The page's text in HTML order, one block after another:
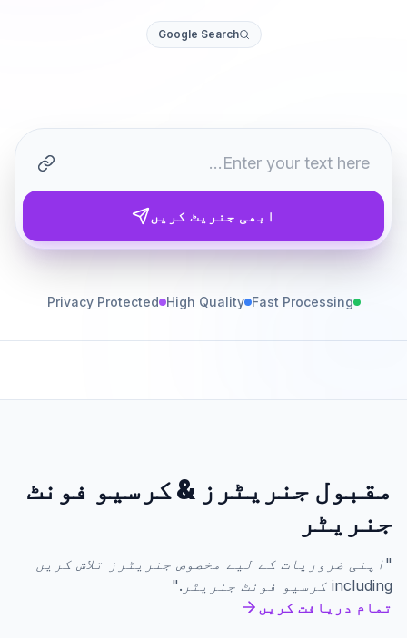
Google Search
ابھی جنریٹ کریں
Fast Processing
High Quality
Privacy Protected
مقبول جنریٹرز &کرسیو فونٹ
جنریٹر
"اپنی ضروریات کے لیے مخصوص جنریٹرز تلاش کریں
including کرسیو فونٹ جنریٹر ."
تمام دریافت کریں